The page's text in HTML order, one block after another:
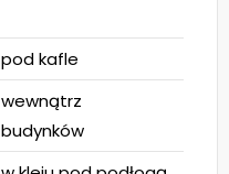
pod kafle
wewnątrz
budynków